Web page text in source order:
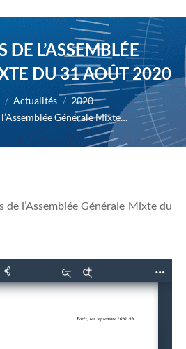
DE L’ASSEMBLÉE
DU 31 AOÛT 2020
Actualités
2020
Générale Mixte…
l’Assemblée Générale Mixte du